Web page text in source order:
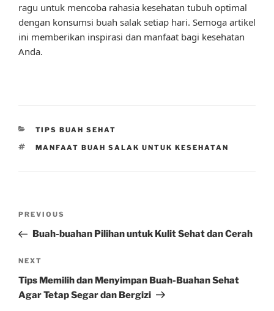
ragu untuk mencoba rahasia kesehatan tubuh optimal
dengan konsumsi buah salak setiap hari. Semoga artikel
ini memberikan inspirasi dan manfaat bagi kesehatan
Anda.
CATEGORIES
TIPS BUAH SEHAT
TAGS
MANFAAT BUAH SALAK UNTUK KESEHATAN
Previous
Post
PREVIOUS
Buah-buahan Pilihan untuk Kulit Sehat dan Cerah
Next
Post
NEXT
Tips Memilih dan Menyimpan Buah-Buahan Sehat
Agar Tetap Segar dan Bergizi